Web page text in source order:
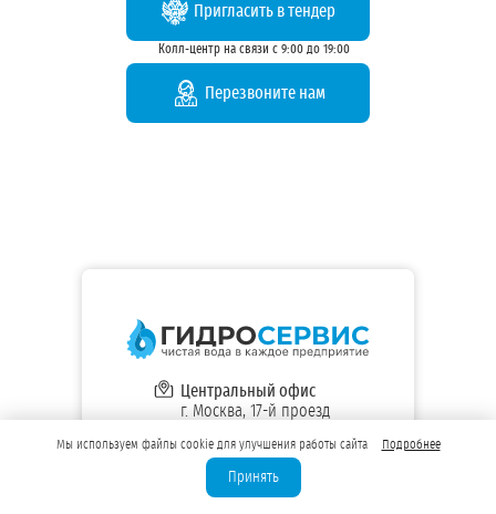
Пригласить в тендер
Колл-центр на связи с 9:00 до 19:00
Перезвоните нам
Центральный офис
г. Москва, 17-й проезд
д. 4, корп. 1, эт. 7, оф. 717
8 (800) 533-86-03
Мы используем файлы cookie для улучшения работы сайта Подробнее
Принять